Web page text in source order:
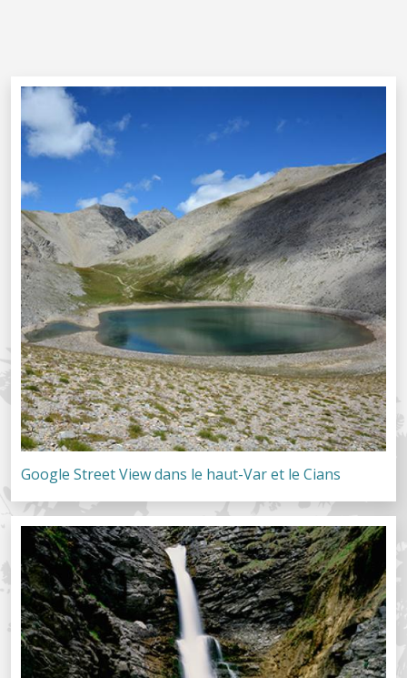
Google Street View dans le haut-Var et le Cians